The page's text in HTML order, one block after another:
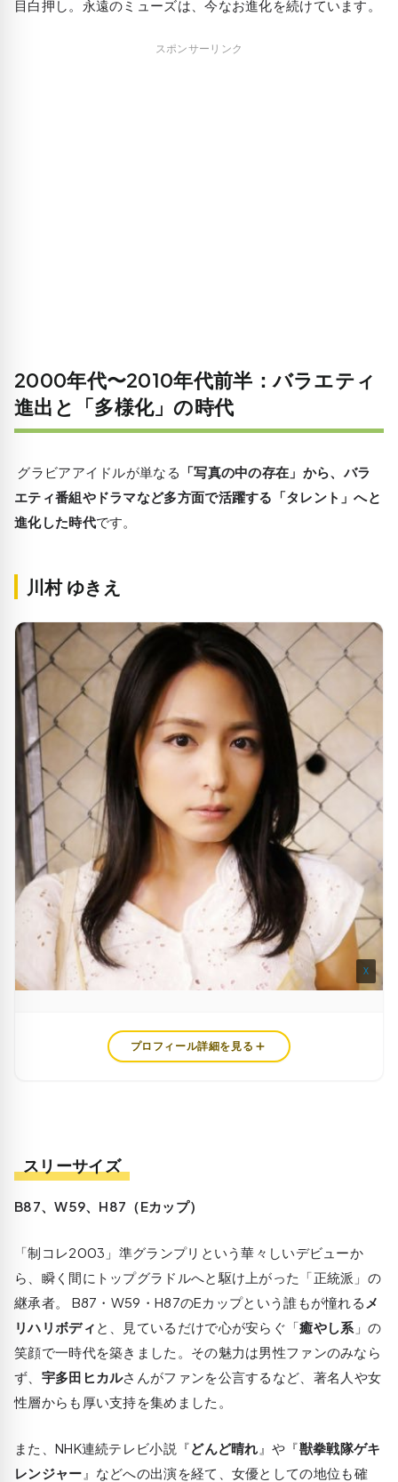
目白押し。永遠のミューズは、今なお進化を続けています。
スポンサーリンク
2000年代〜2010年代前半：バラエティ
進出と「多様化」の時代
グラビアアイドルが単なる 「写真の中の存在」から、バラ
エティ番組やドラマなど多方面で活躍する「タレント」へと
進化した時代です。
川村 ゆきえ
X
プロフィール詳細を見る
スリーサイズ
B87、W59、H87（Eカップ）
「制コレ2003」準グランプリという華々しいデビューか
ら、瞬く間にトップグラドルへと駆け上がった「正統派」の
継承者。 B87・W59・H87のEカップという誰もが憧れる メ
リハリボディ と、見ているだけで心が安らぐ「癒やし系 」の
笑顔で一時代を築きました。その魅力は男性ファンのみなら
ず、 宇多田ヒカルさんがファンを公言するなど、著名人や女
性層からも厚い支持を集めました。
また、NHK連続テレビ小説『どんど晴れ 』や『獣拳戦隊ゲキ
レンジャー 』などへの出演を経て、女優としての地位も確